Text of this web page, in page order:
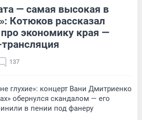
— самая высокая в
Котюков рассказал
экономику края —
137
глухие»: концерт Вани Дмитриенко
обернулся скандалом — его
в пении под фанеру